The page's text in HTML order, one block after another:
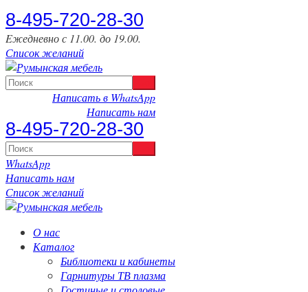
‎8-495-720-28-30
Eжедневно с 11.00. до 19.00.
Список желаний
Написать в WhatsApp
Написать нам
‎8-495-720-28-30
WhatsApp
Написать нам
Список желаний
О нас
Каталог
Библиотеки и кабинеты
Гарнитуры ТВ плазма